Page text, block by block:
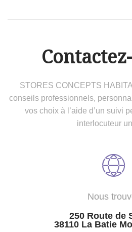
STORES CONCEPTS
conseils professionnels,
vos choix à l’aide d’un suivi
interlocuteur
Nous
250 Route de
38110 La Batie